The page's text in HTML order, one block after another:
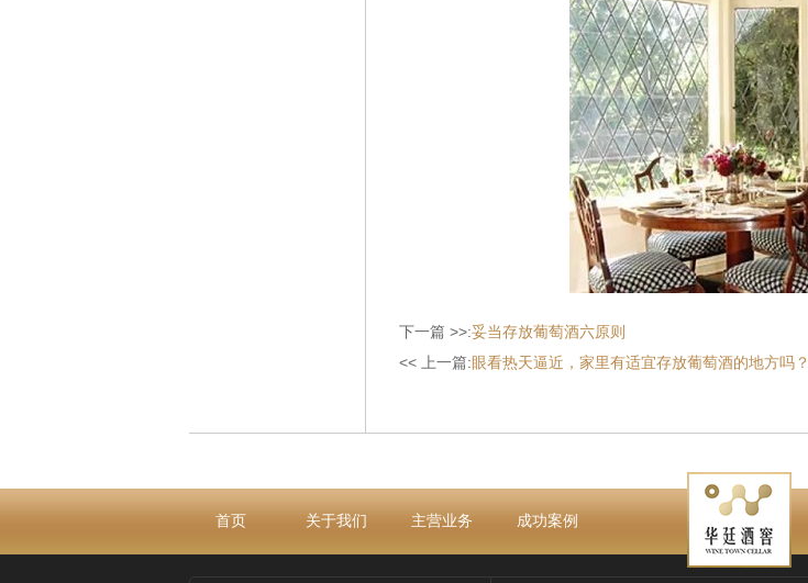
下一篇 >>:妥当存放葡萄酒六原则
<< 上一篇:眼看热天逼近，家里有适宜存放葡萄酒的地方吗？
首页 关于我们 主营业务 成功案例